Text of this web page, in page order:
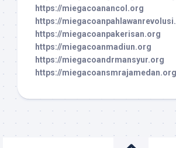
https://miegacoanancol.org
https://
https://miegacoanpakerisan.org
https://miegacoanmadiun.org
https://miegacoandrmansyur.org
https://miegacoansmrajamedan.org